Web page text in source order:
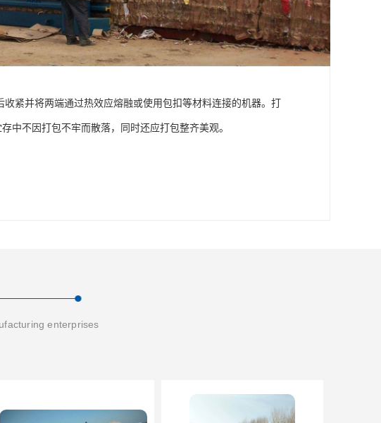
紧并将两端通过热效应熔融或使用包扣等材料连接的机器。打
中不因打包不牢而散落，同时还应打包整齐美观。
enterprises